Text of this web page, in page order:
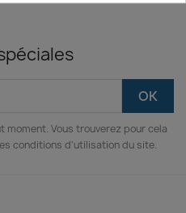
moment. Vous trouverez pour cela
conditions d'utilisation du site.